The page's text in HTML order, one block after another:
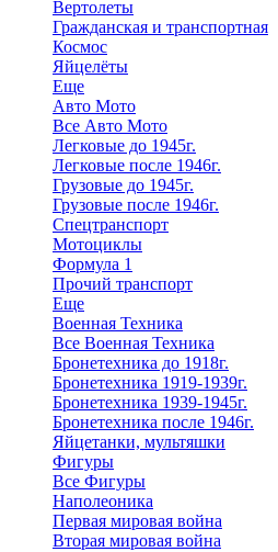
Вертолеты
Гражданская и транспортная
Космос
Яйцелёты
Еще
Авто Мото
Все Авто Мото
Легковые до 1945г.
Легковые после 1946г.
Грузовые до 1945г.
Грузовые после 1946г.
Спецтранспорт
Мотоциклы
Формула 1
Прочий транспорт
Еще
Военная Техника
Все Военная Техника
Бронетехника до 1918г.
Бронетехника 1919-1939г.
Бронетехника 1939-1945г.
Бронетехника после 1946г.
Яйцетанки, мультяшки
Фигуры
Все Фигуры
Наполеоника
Первая мировая война
Вторая мировая война